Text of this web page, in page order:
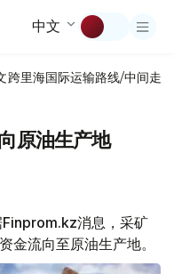
中文
跨里海国际运输路线/中间走廊
原油生产地
消息，采矿
金流向至原油生产地。